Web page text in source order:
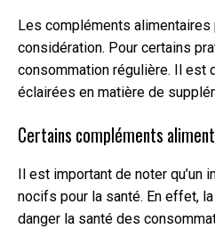
Les compléments
considération. Pour certains
consommation régulière. Il est
éclairées en matière de
Certains compléments
Il est important de noter
nocifs pour la santé. En effet,
danger la santé des